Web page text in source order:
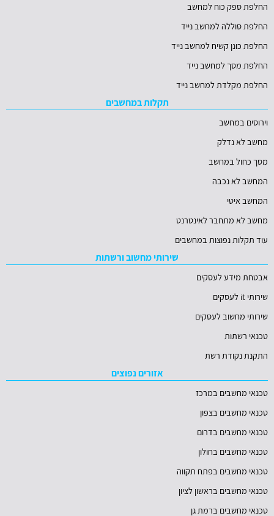
החלפת ספק כוח למחשב
החלפת סוללה למחשב נייד
החלפת כונן קשיח למחשב נייד
החלפת מסך למחשב נייד
החלפת מקלדת למחשב נייד
תקלות במחשבים
וירוסים במחשב
מחשב לא נדלק
מסך כחול במחשב
המחשב לא נכבה
המחשב איטי
מחשב לא מתחבר לאינטרנט
עוד תקלות נפוצות במחשבים
שירותי מחשוב ורשתות
אבטחת מידע לעסקים
שירותי it לעסקים
שירותי מחשוב לעסקים
טכנאי רשתות
התקנת נקודת רשת
אזורים נפוצים
טכנאי מחשבים במרכז
טכנאי מחשבים בצפון
טכנאי מחשבים בדרום
טכנאי מחשבים בחולון
טכנאי מחשבים בפתח תקווה
טכנאי מחשבים בראשון לציון
טכנאי מחשבים ברמת גן